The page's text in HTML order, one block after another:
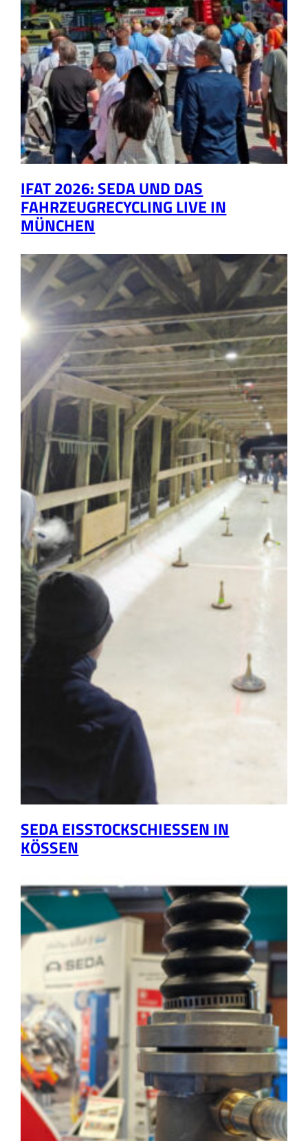
IFAT 2026: SEDA UND DAS
FAHRZEUGRECYCLING LIVE IN
MÜNCHEN
SEDA EISSTOCKSCHIESSEN IN K
ÖSSEN